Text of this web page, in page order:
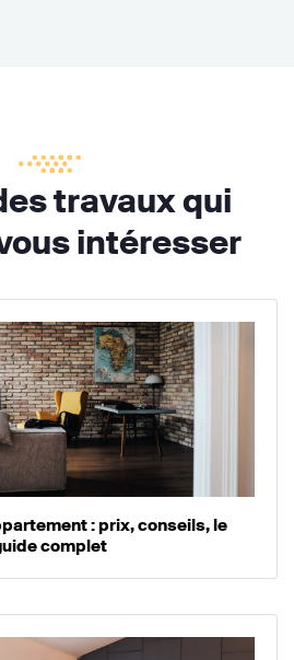
travaux qui
intéresser
: prix, conseils, le
complet